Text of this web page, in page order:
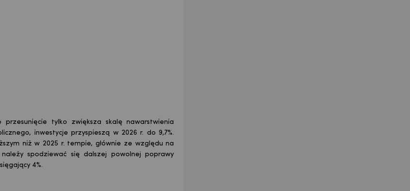
tylko zwiększa skalę nawarstwienia
inwestycje przyspieszą w 2026 r. do 9,7%.
niż w 2025 r. tempie, głównie ze względu na
spodziewać się dalszej powolnej poprawy
4%.